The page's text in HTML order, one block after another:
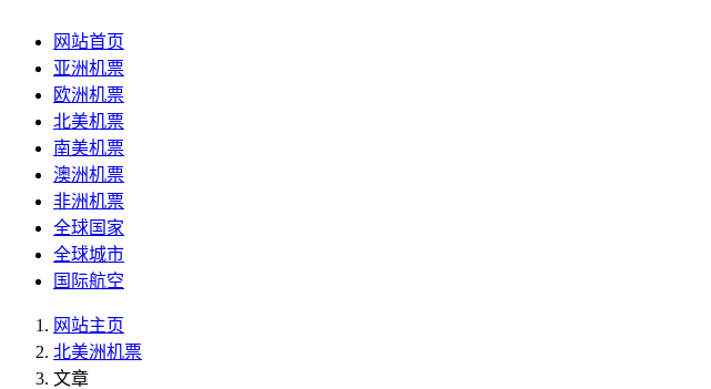
网站首页
亚洲机票
欧洲机票
北美机票
南美机票
澳洲机票
非洲机票
全球国家
全球城市
国际航空
网站主页
北美洲机票
文章